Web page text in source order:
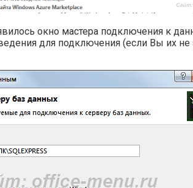
окно мастера подключения к
для подключения (если Вы их не